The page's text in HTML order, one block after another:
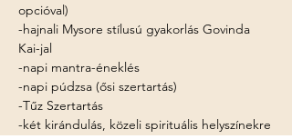
opcióval)
-hajnali Mysore stílusú gyakorlás Govinda
Kai-jal
-napi mantra-éneklés
-napi púdzsa (ősi szertartás)
-Tűz Szertartás
-két kirándulás, közeli spirituális helyszínekre